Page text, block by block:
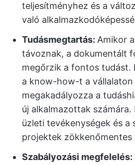
teljesítményhez és a
való
Tudásmegtartás: Amikor
távoznak, a dokumentált
megőrzik a fontos tudást.
a know-how-t a vállalaton
megakadályozza a
új alkalmazottak számára.
üzleti tevékenységek és a
projektek zökkenőmentes
Szabályozási megfelelés: